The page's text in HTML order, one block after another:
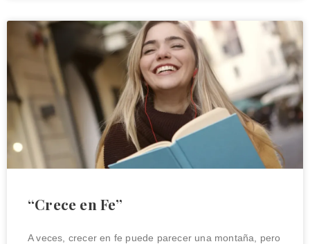
“Crece en Fe”
A veces, crecer en fe puede parecer una montaña, pero